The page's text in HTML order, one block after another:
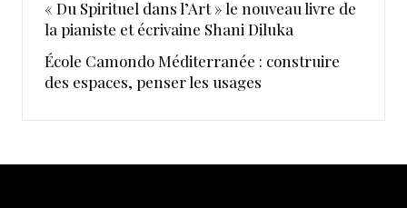
« Du Spirituel dans l’Art » le nouveau livre de
la pianiste et écrivaine Shani Diluka
École Camondo Méditerranée : construire
des espaces, penser les usages